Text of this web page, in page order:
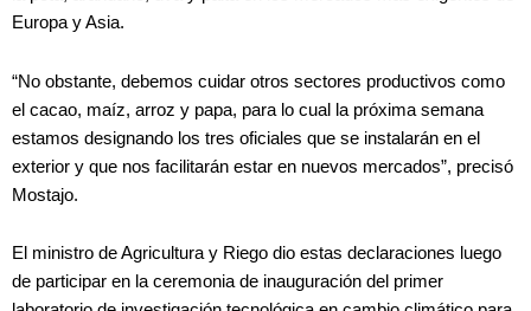
Europa y Asia.
“No obstante, debemos cuidar otros sectores productivos como
el cacao, maíz, arroz y papa, para lo cual la próxima semana
estamos designando los tres oficiales que se instalarán en el
exterior y que nos facilitarán estar en nuevos mercados”, precisó
Mostajo.
El ministro de Agricultura y Riego dio estas declaraciones luego
de participar en la ceremonia de inauguración del primer